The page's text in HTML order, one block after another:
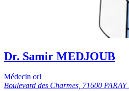
Dr. Samir MEDJOUB
Médecin orl
Boulevard des Charmes, 71600